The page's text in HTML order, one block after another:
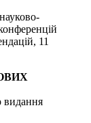
11
видання